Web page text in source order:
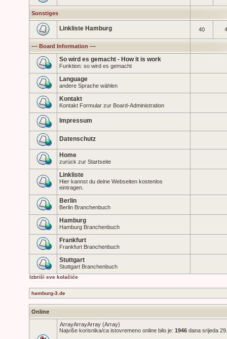
Sonstiges
Linkliste Hamburg 40
–– Board Information ––
So wird es gemacht - How it is work
Funktion: so wird es gemacht
Language
andere Sprache wählen
Kontakt
Kontakt Formular zur Board-Administration
Impressum
Datenschutz
Home
zurück zur Startseite
Linkliste
Hier kannst du deine Webseiten kostenlos
eintragen.
Berlin
Berlin Branchenbuch
Hamburg
Hamburg Branchenbuch
Frankfurt
Frankfurt Branchenbuch
Stuttgart
Stuttgart Branchenbuch
Izbriši sve kolačiće
hamburg-3.de
Online
ArrayArrayArray (Array)
Najviše korisnika/ca istovremeno online bilo je: 1946 dana srijeda